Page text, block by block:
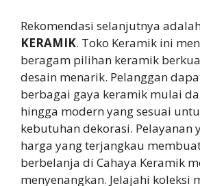
Rekomendasi selanjutnya
KERAMIK. Toko Keramik ini
beragam pilihan keramik
desain menarik. Pelanggan
berbagai gaya keramik mulai
hingga modern yang sesuai
kebutuhan dekorasi. Pelayanan
harga yang terjangkau
berbelanja di Cahaya Keramik
menyenangkan. Jelajahi koleksi